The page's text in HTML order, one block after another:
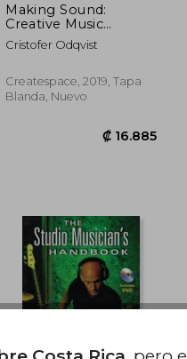
Making Sound:
Creative Music
Production Tips and
Philosophies (en
Cristofer Odqvist
Createspace, 2019, Tapa
Blanda, Nuevo